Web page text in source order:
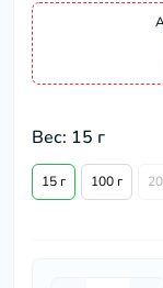
Вес: 15 г
15 г 100 г